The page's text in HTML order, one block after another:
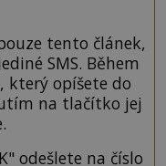
tento článek,
SMS. Během
který opíšete do
na tlačítko jej
odešlete na číslo